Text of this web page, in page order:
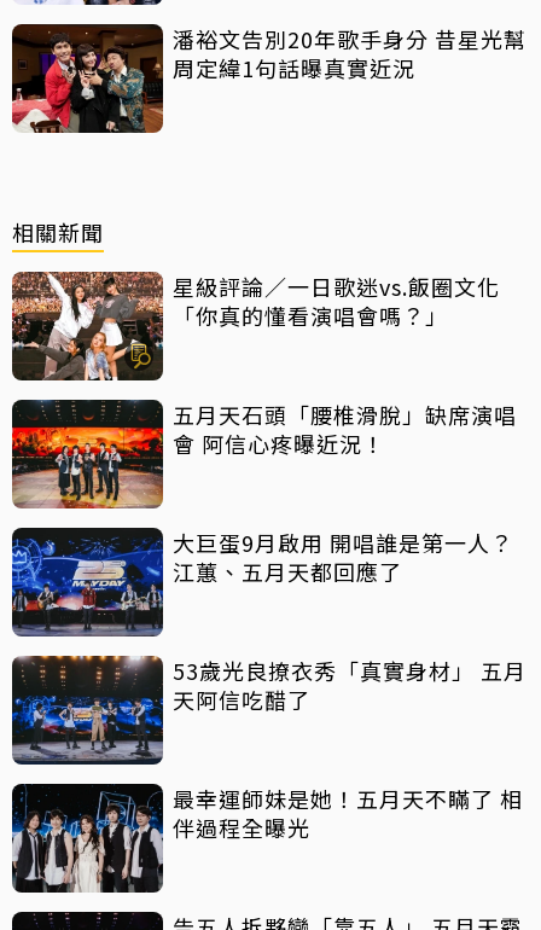
潘裕文告別20年歌手身分 昔星光幫
周定緯1句話曝真實近況
相關新聞
星級評論／一日歌迷vs.飯圈文化
「你真的懂看演唱會嗎？」
五月天石頭「腰椎滑脫」缺席演唱
會 阿信心疼曝近況！
大巨蛋9月啟用 開唱誰是第一人？
江蕙、五月天都回應了
53歲光良撩衣秀「真實身材」 五月
天阿信吃醋了
最幸運師妹是她！五月天不瞞了 相
伴過程全曝光